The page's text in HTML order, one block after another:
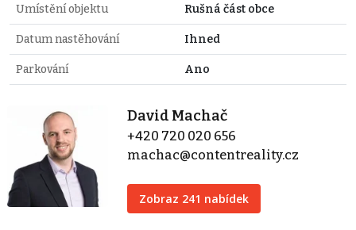
Umístění objektu Rušná část obce
Datum nastěhování Ihned
Parkování Ano
David Machač
+420 720 020 656
machac@contentreality.cz
Zobraz 241 nabídek